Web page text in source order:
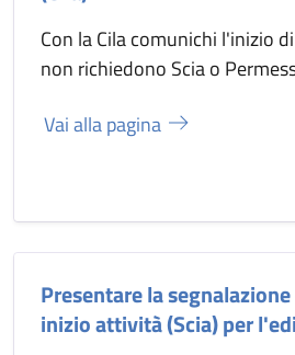
Con la Cila comunichi l'inizio
non richiedono Scia o
Vai alla pagina
Presentare la
inizio attività (Scia) per